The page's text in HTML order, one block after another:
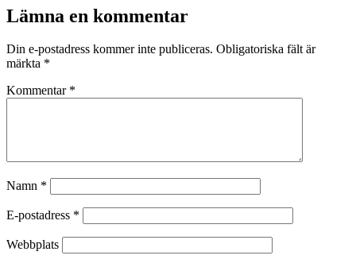
Lämna en kommentar
Din e-postadress kommer inte publiceras. Obligatoriska fält är
märkta *
Kommentar *
Namn *
E-postadress *
Webbplats